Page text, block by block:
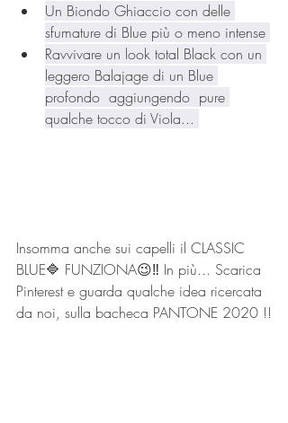
Un Biondo Ghiaccio con delle
sfumature di Blue più o meno intense
Ravvivare un look total Black con un
leggero Balajage di un Blue
profondo  aggiungendo  pure
qualche tocco di Viola...
Insomma anche sui capelli il CLASSIC
BLUE🔷 FUNZIONA😉‼️ In più... Scarica
Pinterest e guarda qualche idea ricercata
da noi, sulla bacheca PANTONE 2020 !!